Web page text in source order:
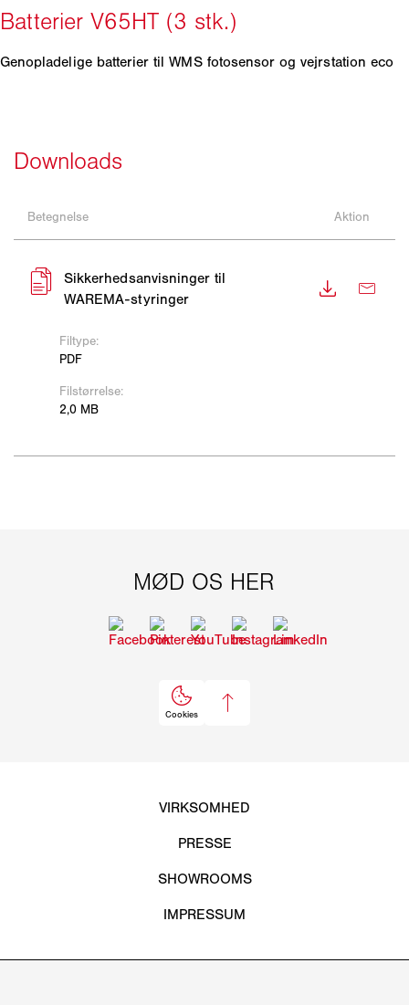
Genopladelige batterier til WMS fotosensor og vejrstation eco